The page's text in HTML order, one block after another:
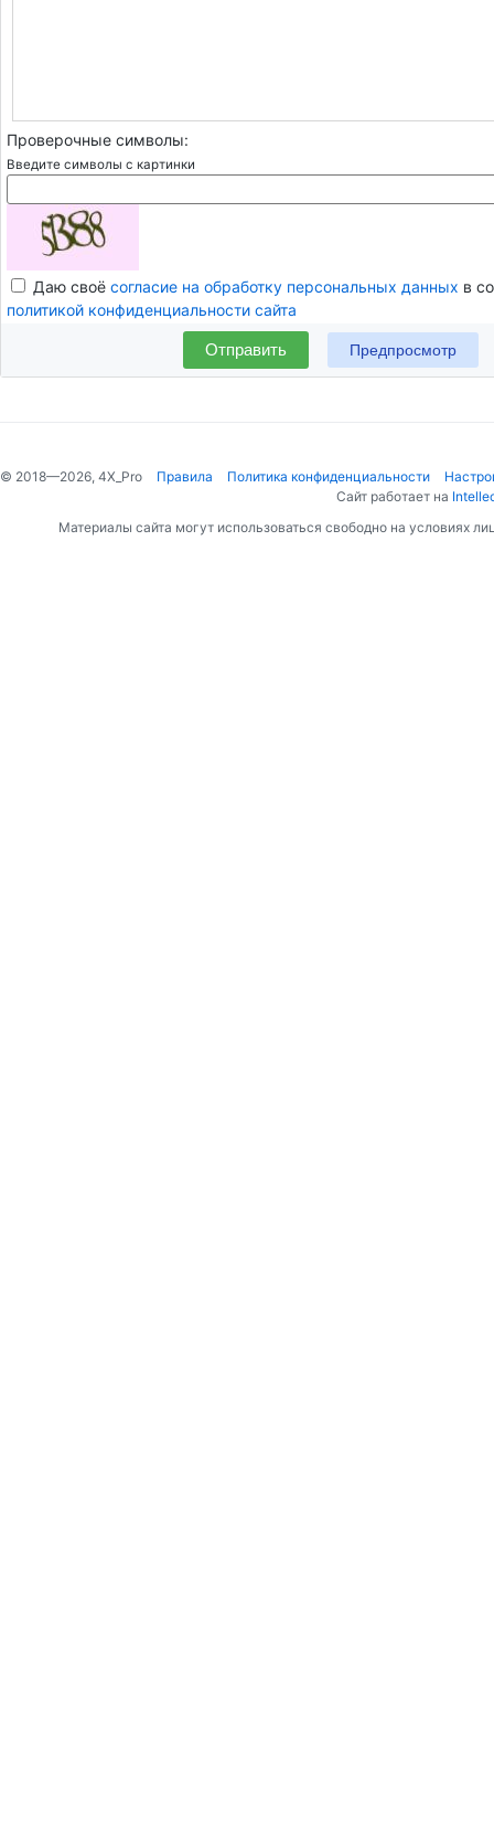
Проверочные символы:
Введите символы с картинки
Даю своё согласие на обработку персональных данных в
политикой конфиденциальности сайта
Отправить
© 2018—2026, 4X_Pro Правила Политика конфиденциальности
Сайт работает на
Материалы сайта могут использоваться свободно на условиях